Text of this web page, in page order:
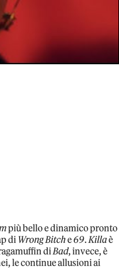
più bello e dinamico pronto
di Wrong Bitche69.Killaè
diBad, invece, è
le continue allusioni ai